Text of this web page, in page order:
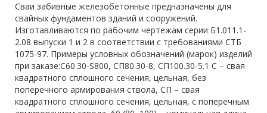
Сваи забивные железобетонные предназначены для
свайных фундаментов зданий и сооружений.
Изготавливаются по рабочим чертежам серии Б1.011.1-
2.08 выпуски 1 и 2 в соответствии с требованиями СТБ
1075-97. Примеры условных обозначений (марок) изделий
при заказе:С60.30-S800, СП80.30-8, СП100.30-5.1 С – свая
квадратного сплошного сечения, цельная, без
поперечного армирования ствола, СП – свая
квадратного сплошного сечения, цельная, с поперечным